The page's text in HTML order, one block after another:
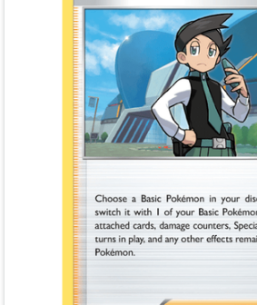
Mã giảm giá:
Ngày hết hạn:
Điều kiện: